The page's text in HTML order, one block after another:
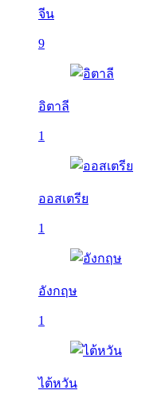
จีน
9
อิตาลี
1
ออสเตรีย
1
อังกฤษ
1
ไต้หวัน